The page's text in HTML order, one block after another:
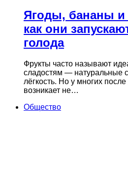
Ягоды, бананы
как они
голода
Фрукты часто называют
сладостям — натуральные
лёгкость. Но у многих
возникает не…
Общество